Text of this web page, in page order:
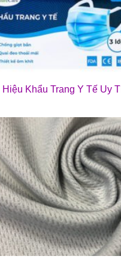
Khẩu Trang Y Tế Uy
❄